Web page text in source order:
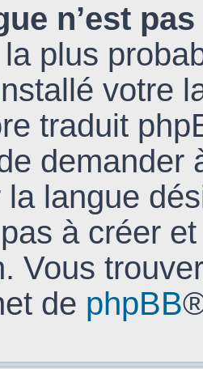
n’est
plus
votre
traduit
demander
la langue
à créer
Vous
de phpBB